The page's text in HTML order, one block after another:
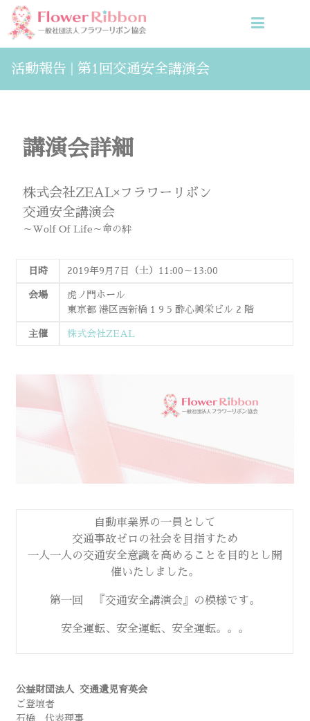
活動報告 | 第1回交通安全講演会
講演会詳細
株式会社ZEAL×フラワーリボン
交通安全講演会
～Wolf Of Life～命の絆
日時 2019年9月7日（土）11:00～13:00
会場
虎ノ門ホール
東京都 港区西新橋 1 9 5 酔心興栄ビル 2 階
主催 株式会社ZEAL
自動車業界の一員として
交通事故ゼロの社会を目指すため
一人一人の交通安全意識を高めることを目的とし開
催いたしました。
第一回 『交通安全講演会』の模様です。
安全運転、安全運転、安全運転。。。
公益財団法人 交通遺児育英会
ご登壇者
石橋 代表理事